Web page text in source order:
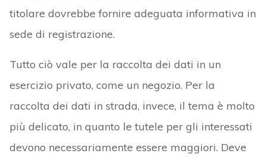
titolare dovrebbe fornire adeguata informativa in
sede di registrazione.
Tutto ciò vale per la raccolta dei dati in un
esercizio privato, come un negozio. Per la
raccolta dei dati in strada, invece, il tema è molto
più delicato, in quanto le tutele per gli interessati
devono necessariamente essere maggiori. Deve